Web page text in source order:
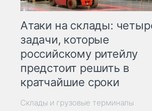
Атаки на склады:
задачи, которые
российскому ритейлу
предстоит решить в
кратчайшие сроки
Склады и грузовые терминалы